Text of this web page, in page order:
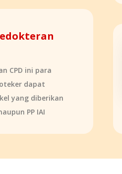
CPD ini para
dapat
yang diberikan
PP IAI